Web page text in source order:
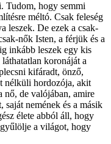
Tudom, hogy semmi
méltó. Csak feleség
leszek. De ezek a csak-
nők Isten, a férjük és a
inkább leszek egy kis
koronáját a
kifáradt, önző,
nélküli hordozója, akit
nő, de valójában, amire
saját nemének és a másik
élete abból áll, hogy
a világot, hogy